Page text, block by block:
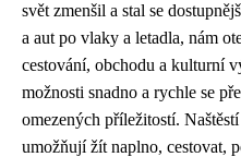
svět zmenšil a stal se
a aut po vlaky a letadla, nám
cestování, obchodu a kulturní
možnosti snadno a rychle se
omezených příležitostí.
umožňují žít naplno, cestovat,